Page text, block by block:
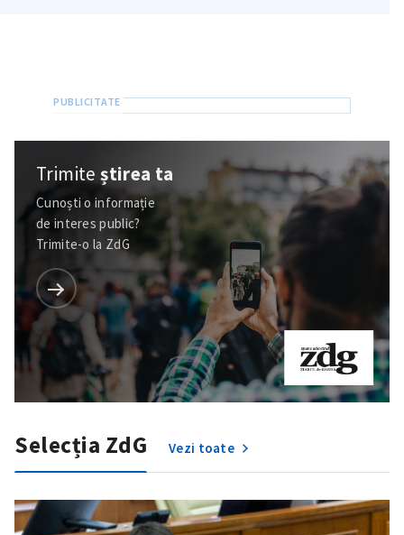
Trimiteștirea ta
Cunoști o informație
de interes public?
Trimite-o la ZdG
Selecția ZdG Vezi toate